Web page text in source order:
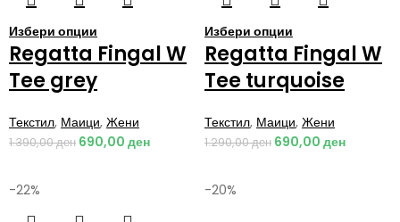
Избери опции
Regatta Fingal W
Tee grey
Текстил, Маици, Жени
1.390,00ден 690,00 ден
Избери опции
Regatta Fingal W
Tee turquoise
Текстил, Маици, Жени
1.290,00ден 690,00 ден
-22% -20%